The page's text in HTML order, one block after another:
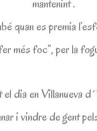
mantenint .
quan es premia
més foc”, per la
el dia en Villanueva
i vindre de gent